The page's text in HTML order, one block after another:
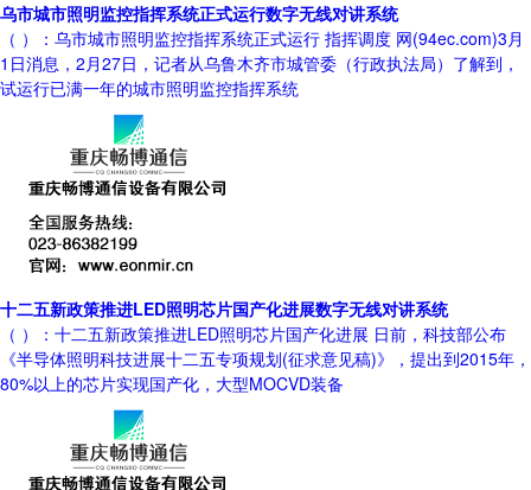
乌市城市照明监控指挥系统正式运行数字无线对讲系统
（ ）：乌市城市照明监控指挥系统正式运行 指挥调度 网(94ec.com)3月
1日消息，2月27日，记者从乌鲁木齐市城管委（行政执法局）了解到，
试运行已满一年的城市照明监控指挥系统
十二五新政策推进LED照明芯片国产化进展数字无线对讲系统
（ ）：十二五新政策推进LED照明芯片国产化进展 日前，科技部公布
《半导体照明科技进展十二五专项规划(征求意见稿)》，提出到2015年，
80%以上的芯片实现国产化，大型MOCVD装备